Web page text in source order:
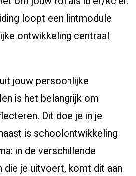
loopt een lintmodule
ontwikkeling centraal
jouw persoonlijke
is het belangrijk om
Dit doe je in je
is schoolontwikkeling
in de verschillende
die je uitvoert, komt dit aan